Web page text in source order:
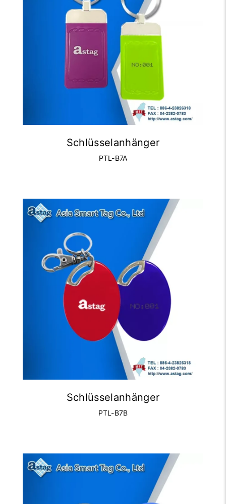
Schlüsselanhänger
PTL-B7A
Schlüsselanhänger
PTL-B7B